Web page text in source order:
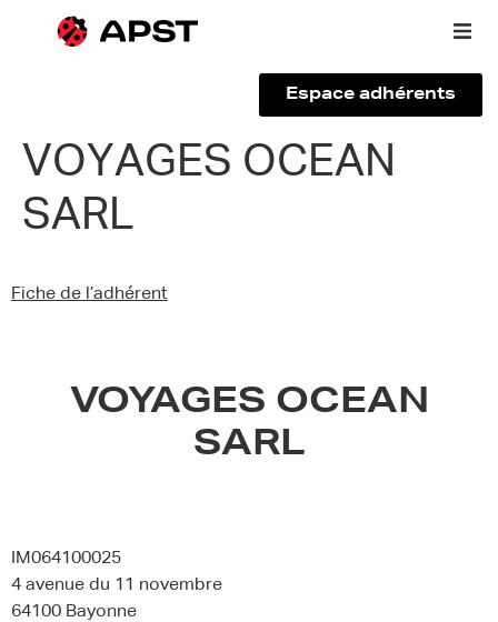
Qui sommes-nous ?
Vous êtes un voyageur
Espace adhérents
VOYAGES OCEAN
SARL
Fiche de l’adhérent
VOYAGES OCEAN
SARL
IM064100025
4 avenue du 11 novembre
64100 Bayonne